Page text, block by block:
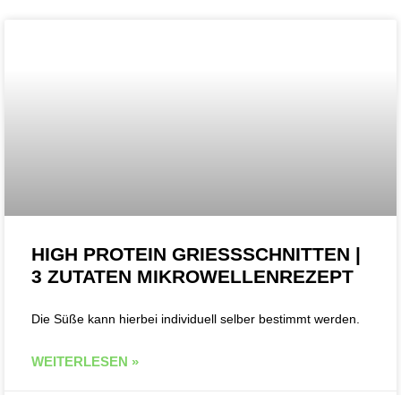
HIGH PROTEIN GRIESSSCHNITTEN | 3
ZUTATEN MIKROWELLENREZEPT
Die Süße kann hierbei individuell selber bestimmt werden.
WEITERLESEN »